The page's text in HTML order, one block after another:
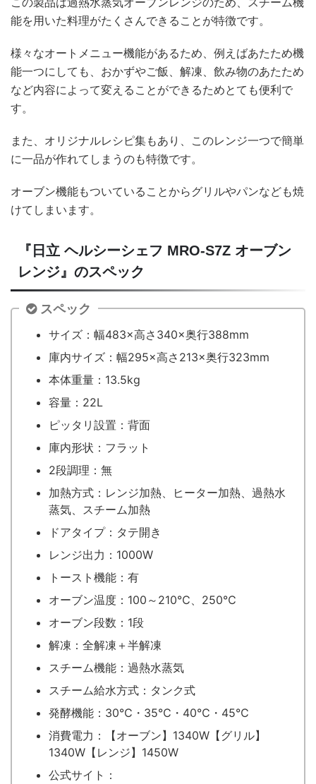
能を用いた料理がたくさんできることが特徴です。
様々なオートメニュー機能があるため、例えばあたため機
能一つにしても、おかずやご飯、解凍、飲み物のあたため
など内容によって変えることができるためとても便利で
す。
また、オリジナルレシピ集もあり、このレンジ一つで簡単
に一品が作れてしまうのも特徴です。
オーブン機能もついていることからグリルやパンなども焼
けてしまいます。
『日立 ヘルシーシェフ MRO-S7Z オーブン
レンジ』のスペック
スペック
サイズ：幅483×高さ340×奥行388mm
庫内サイズ：幅295×高さ213×奥行323mm
本体重量：13.5kg
容量：22L
ピッタリ設置：背面
庫内形状：フラット
2段調理：無
加熱方式：レンジ加熱、ヒーター加熱、過熱水
蒸気、スチーム加熱
ドアタイプ：タテ開き
レンジ出力：1000W
トースト機能：有
オーブン温度：100～210℃、250℃
オーブン段数：1段
解凍：全解凍＋半解凍
スチーム機能：過熱水蒸気
スチーム給水方式：タンク式
発酵機能：30℃・35℃・40℃・45℃
消費電力：【オーブン】1340W【グリル】
1340W【レンジ】1450W
公式サイト：